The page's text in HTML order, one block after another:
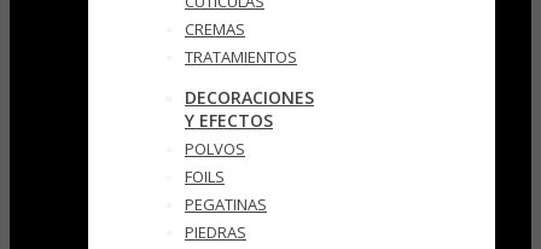
CREMAS
TRATAMIENTOS
DECORACIONES
Y EFECTOS
POLVOS
FOILS
PEGATINAS
PIEDRAS